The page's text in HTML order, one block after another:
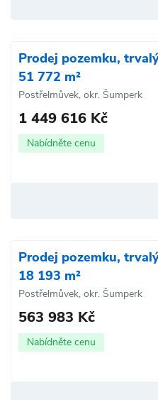
Prodej pozemku,
51 772 m²
Postřelmůvek, okr. Šumperk
1 449 616 Kč
Nabídněte cenu
Prodej pozemku,
18 193 m²
Postřelmůvek, okr. Šumperk
563 983 Kč
Nabídněte cenu